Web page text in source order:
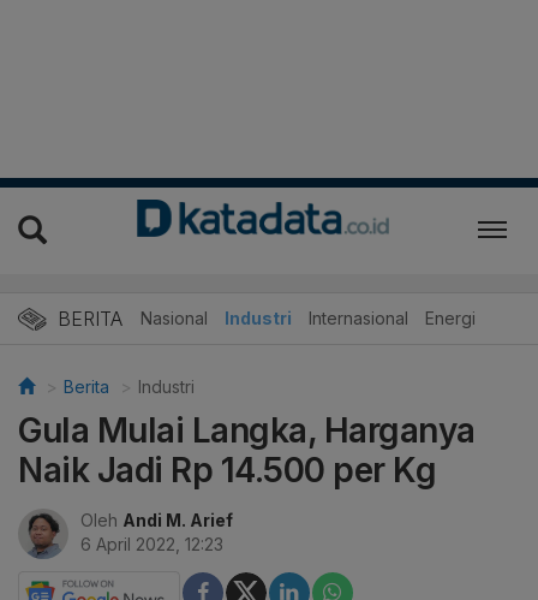
BERITA Nasional Industri Internasional Energi
Berita Industri
Gula Mulai Langka, Harganya
Naik Jadi Rp 14.500 per Kg
Oleh Andi M. Arief
6 April 2022, 12:23